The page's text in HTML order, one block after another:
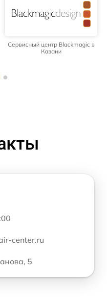
Сервисный центр Blackmagic в
Казани
center.ru
5